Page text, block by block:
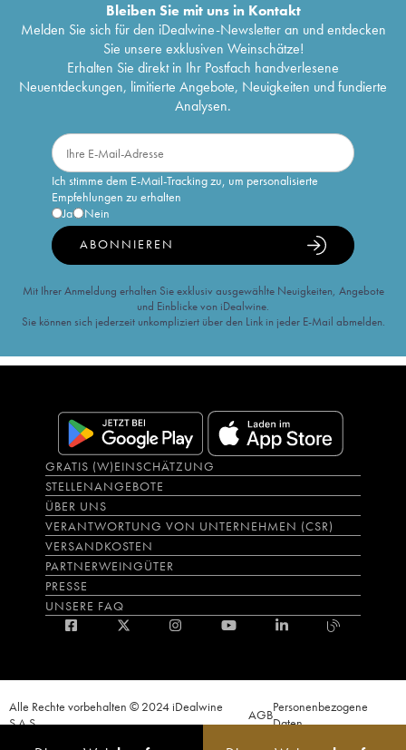
Bleiben Sie mit uns in Kontakt
Melden Sie sich für den iDealwine-Newsletter an und entdecken
Sie unsere exklusiven Weinschätze!
Erhalten Sie direkt in Ihr Postfach handverlesene
Neuentdeckungen, limitierte Angebote, Neuigkeiten und fundierte
Analysen.
Ich stimme dem E-Mail-Tracking zu, um personalisierte
Empfehlungen zu erhalten
Ja
Nein
ABONNIEREN
Mit Ihrer Anmeldung erhalten Sie exklusiv ausgewählte Neuigkeiten, Angebote
und Einblicke von iDealwine.
Sie können sich jederzeit unkompliziert über den Link in jeder E-Mail abmelden.
GRATIS (W)EINSCHÄTZUNG
STELLENANGEBOTE
ÜBER UNS
VERANTWORTUNG VON UNTERNEHMEN (CSR)
VERSANDKOSTEN
PARTNERWEINGÜTER
PRESSE
UNSERE FAQ
Alle Rechte vorbehalten © 2024 iDealwine
S.A.S.
AGBPersonenbezogene
Daten